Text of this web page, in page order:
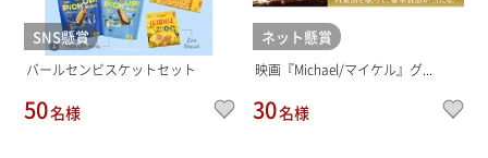
SNS懸賞
バールセンビスケットセット
50名様
ネット懸賞
映画『Michael/マイケル』グ...
30名様